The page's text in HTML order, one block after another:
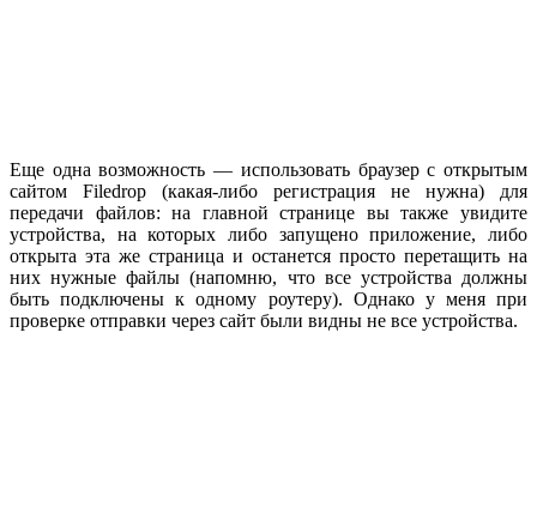
Еще одна возможность — использовать браузер с открытым
сайтом Filedrop (какая-либо регистрация не нужна) для
передачи файлов: на главной странице вы также увидите
устройства, на которых либо запущено приложение, либо
открыта эта же страница и останется просто перетащить на
них нужные файлы (напомню, что все устройства должны
быть подключены к одному роутеру). Однако у меня при
проверке отправки через сайт были видны не все устройства.